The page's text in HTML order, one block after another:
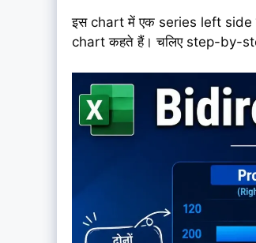
इस chart में एक series left side में
chart कहते हैं। चलिए step-by-